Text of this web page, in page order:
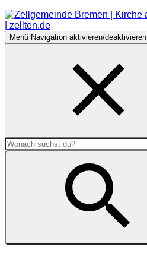
Menü Navigation aktivieren/deaktivieren